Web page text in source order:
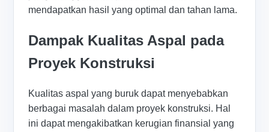
mendapatkan hasil yang optimal dan tahan lama.
Dampak Kualitas Aspal pada
Proyek Konstruksi
Kualitas aspal yang buruk dapat menyebabkan
berbagai masalah dalam proyek konstruksi. Hal
ini dapat mengakibatkan kerugian finansial yang